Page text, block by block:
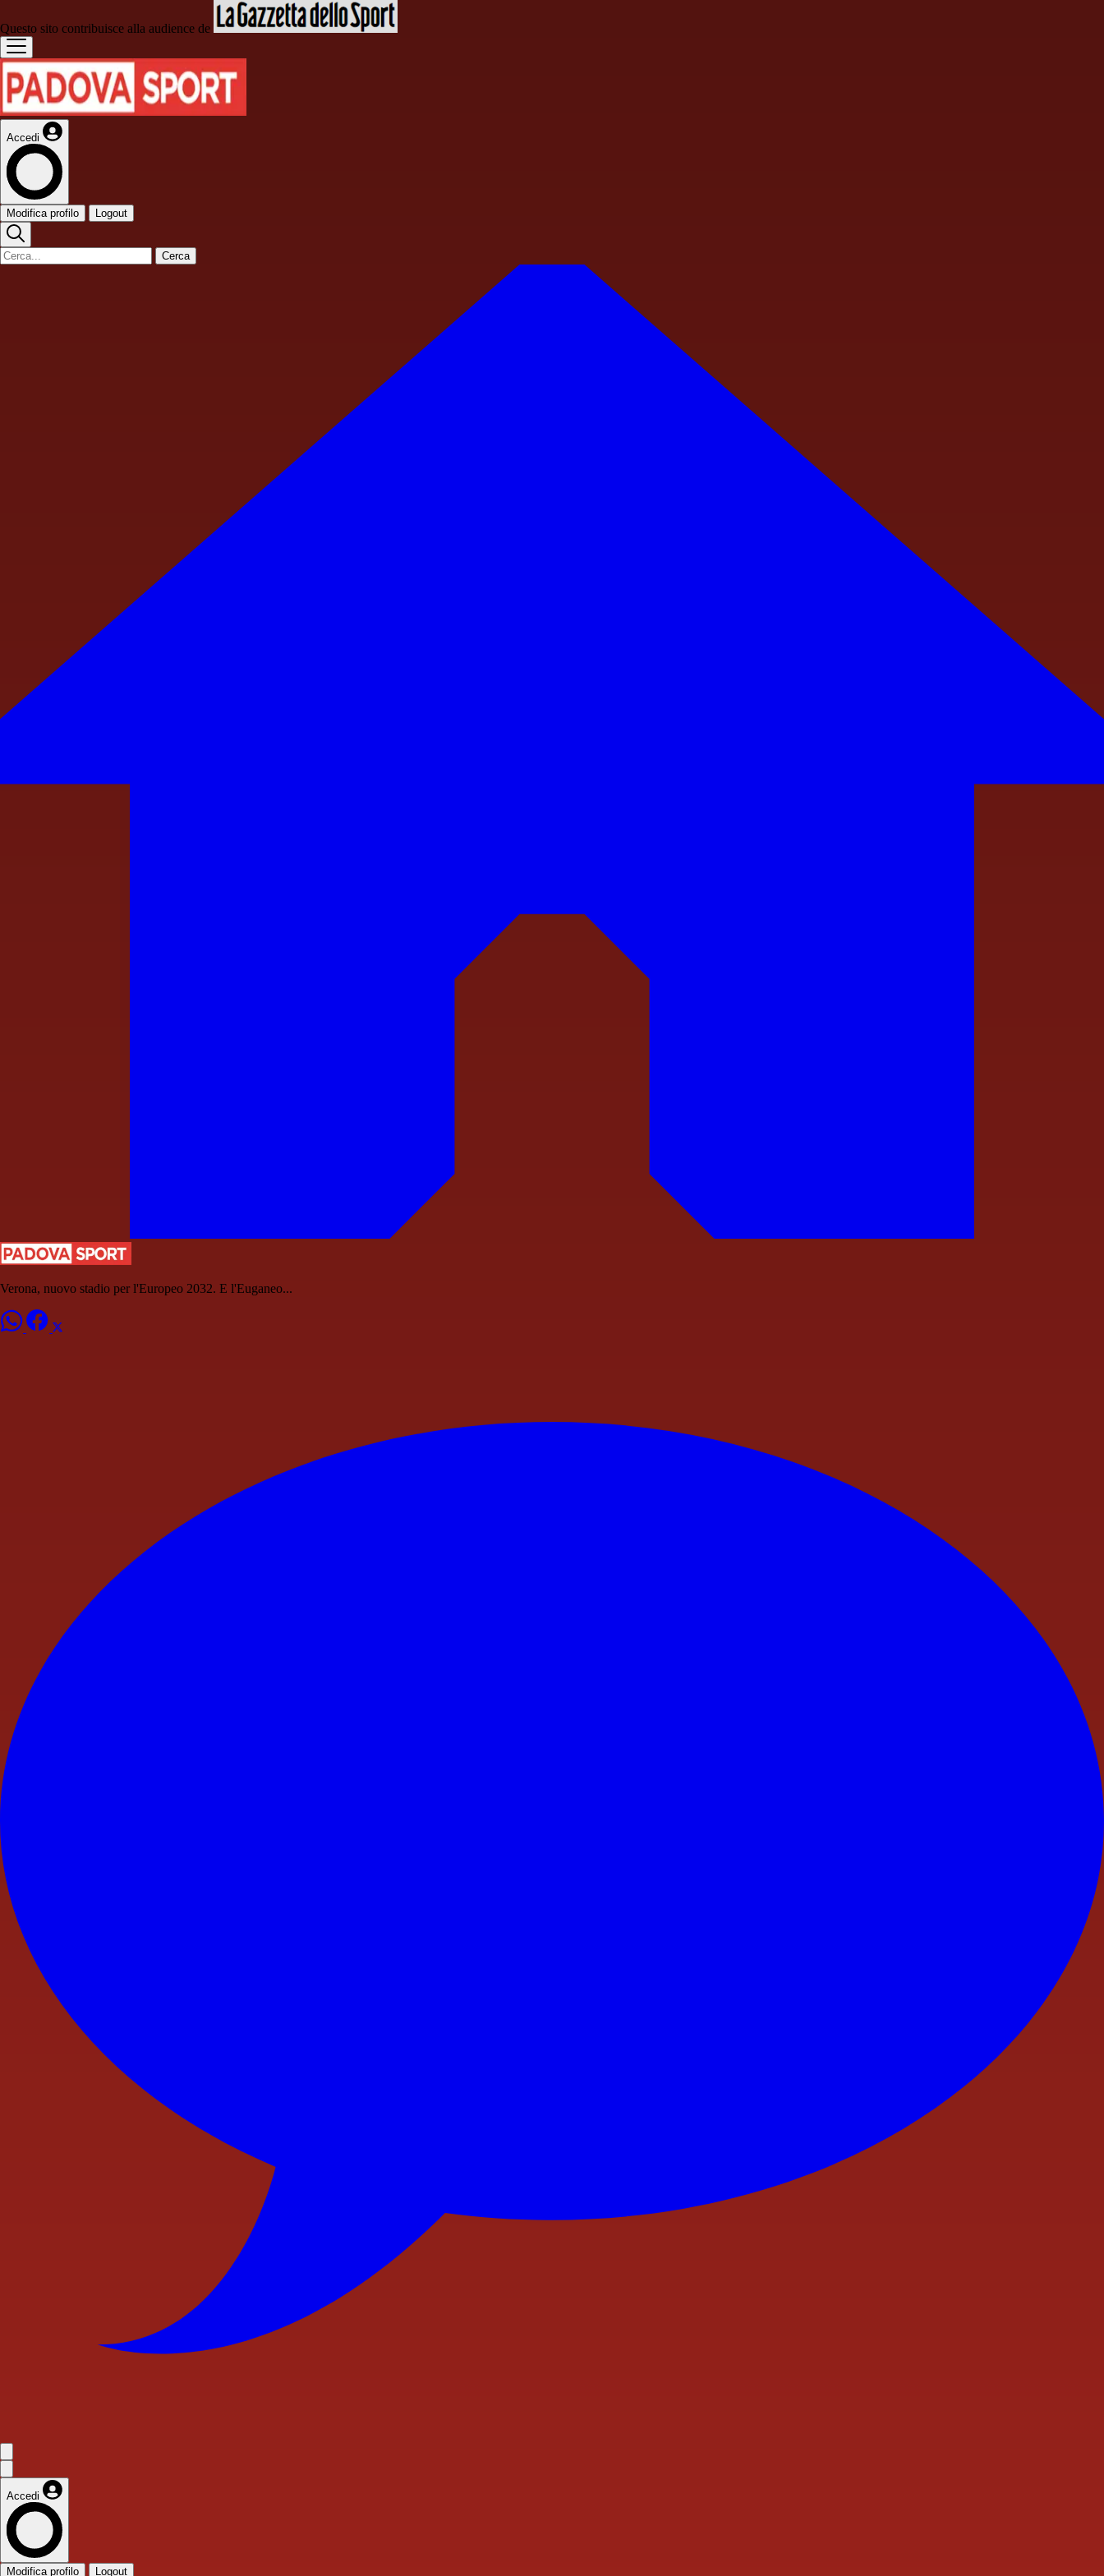
Questo sito contribuisce alla audience de
Accedi
Modifica profilo Logout
Cerca
Verona, nuovo stadio per l'Europeo 2032. E l'Euganeo...
Accedi
Modifica profilo Logout